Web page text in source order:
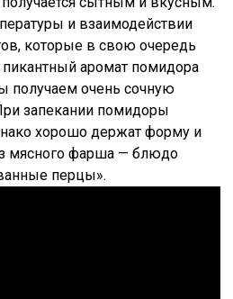
и взаимодействии
которые в свою очередь
аромат помидора
получаем очень сочную
запекании помидоры
хорошо держат форму и
мясного фарша — блюдо
перцы».